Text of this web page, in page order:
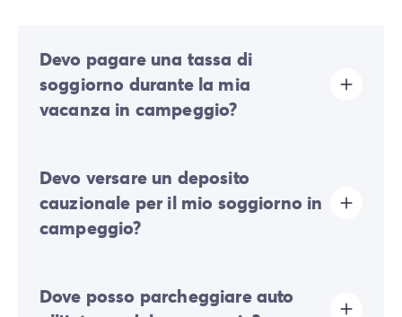
Devo pagare una tassa di
soggiorno durante la mia
vacanza in campeggio?
località turistiche. Dovrai quindi pagarla al momento
della registrazione online o una volta arrivato sul
posto.
Devo versare un deposito
cauzionale per il mio soggiorno in
campeggio?
del vostro check-in online o una volta arrivati in loco.
Dove posso parcheggiare auto